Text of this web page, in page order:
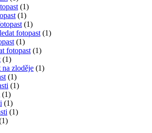
(1)
(1)
(1)
fotopast (1)
(1)
fotopast (1)
(1)
na zloděje (1)
(1)
(1)
(1)
(1)
(1)